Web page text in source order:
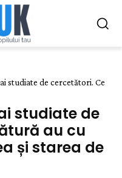
studiate de cercetători. Ce
studiate de
au cu
și starea de